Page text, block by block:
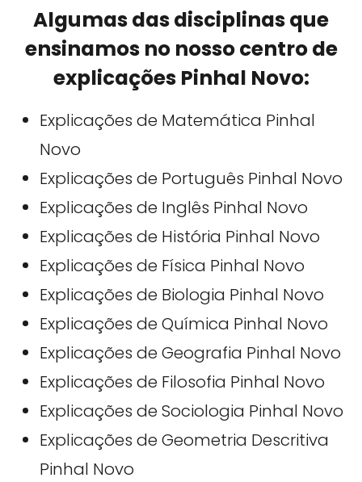
Algumas das disciplinas que
ensinamos no nosso centro de
explicações Pinhal Novo:
Explicações de Matemática Pinhal
Novo
Explicações de Português Pinhal Novo
Explicações de Inglês Pinhal Novo
Explicações de História Pinhal Novo
Explicações de Física Pinhal Novo
Explicações de Biologia Pinhal Novo
Explicações de Química Pinhal Novo
Explicações de Geografia Pinhal Novo
Explicações de Filosofia Pinhal Novo
Explicações de Sociologia Pinhal Novo
Explicações de Geometria Descritiva
Pinhal Novo